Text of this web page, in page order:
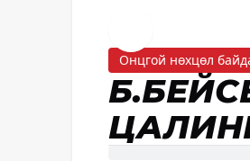
Онцгой нөхцөл
ЦАЛИНГ